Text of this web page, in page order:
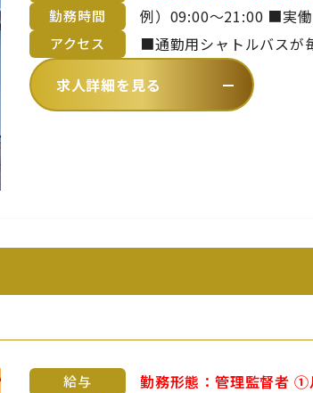
■昇給年1回 ■賞与年2回 ※年齢や経験を考慮のうえ、当社規定により決
たします
勤務時間
アクセス
■通勤用シャトルバスが
～平林まで約20分）【
ら徒歩1分
求人詳細を見る
給与
勤務形態：管理監督者 ①月給33万円～50万円以上（副料理長） ②月給37.5万